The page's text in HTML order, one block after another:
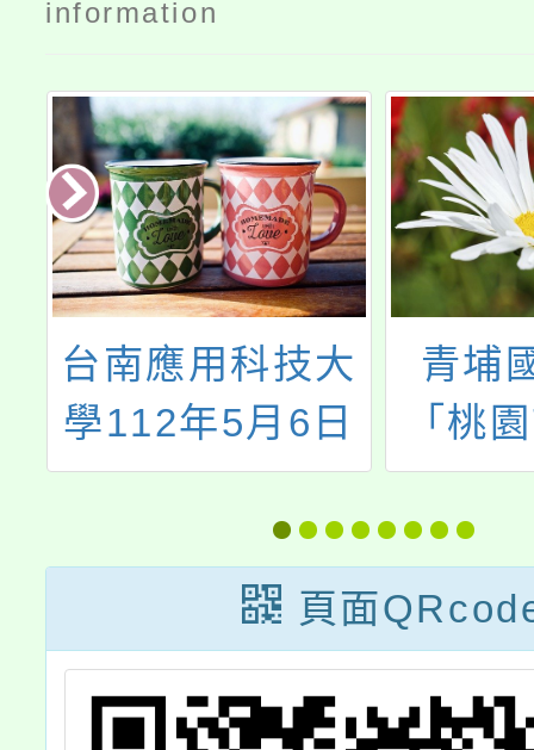
information
青埔國中辦理
「桃園市112年
度加強各校教職
員及家長特教知
能研習」一案，
敬請鼓勵所屬教
師、特教助理
樹人
科學
才體
頁面